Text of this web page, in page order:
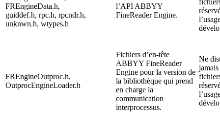
FREngineData.h,
guiddef.h, rpc.h, rpcndr.h,
unknwn.h, wtypes.h
l’API ABBYY
FineReader Engine.
FREngineOutproc.h,
OutprocEngineLoader.h
Fichiers d’en-tête
ABBYY FineReader
Engine pour la version de
la bibliothèque qui prend
en charge la
communication
interprocessus.
Ne
jamais